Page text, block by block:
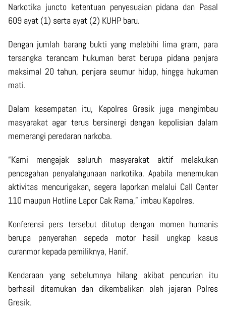
Narkotika juncto ketentuan penyesuaian pidana dan Pasal
609 ayat (1) serta ayat (2) KUHP baru.
Dengan jumlah barang bukti yang melebihi lima gram, para
tersangka terancam hukuman berat berupa pidana penjara
maksimal 20 tahun, penjara seumur hidup, hingga hukuman
mati.
Dalam kesempatan itu, Kapolres Gresik juga mengimbau
masyarakat agar terus bersinergi dengan kepolisian dalam
memerangi peredaran narkoba.
“Kami mengajak seluruh masyarakat aktif melakukan
pencegahan penyalahgunaan narkotika. Apabila menemukan
aktivitas mencurigakan, segera laporkan melalui Call Center
110 maupun Hotline Lapor Cak Rama,” imbau Kapolres.
Konferensi pers tersebut ditutup dengan momen humanis
berupa penyerahan sepeda motor hasil ungkap kasus
curanmor kepada pemiliknya, Hanif.
Kendaraan yang sebelumnya hilang akibat pencurian itu
berhasil ditemukan dan dikembalikan oleh jajaran Polres
Gresik.